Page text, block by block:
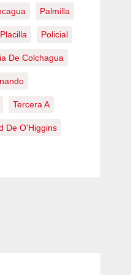
Palmilla
Placilla Policial
De Colchagua
Tercera A
De O'Higgins